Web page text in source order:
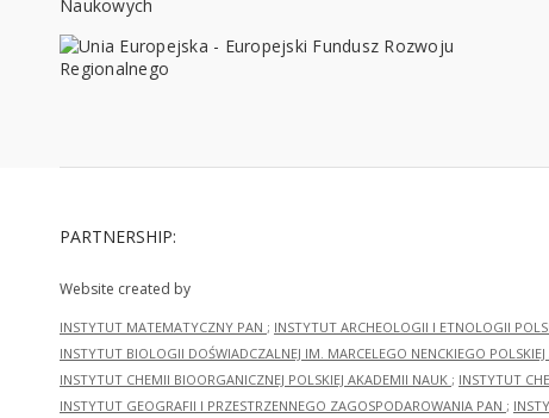
PARTNERSHIP:
Website created by
INSTYTUT MATEMATYCZNY PAN ; INSTYTUT ARCHEOLOGII I ETNOLOGII
INSTYTUT BIOLOGII DOŚWIADCZALNEJ IM. MARCELEGO NENCKIEGO
INSTYTUT CHEMII BIOORGANICZNEJ POLSKIEJ AKADEMII NAUK ; INSTYTUT
INSTYTUT GEOGRAFII I PRZESTRZENNEGO ZAGOSPODAROWANIA PAN ;